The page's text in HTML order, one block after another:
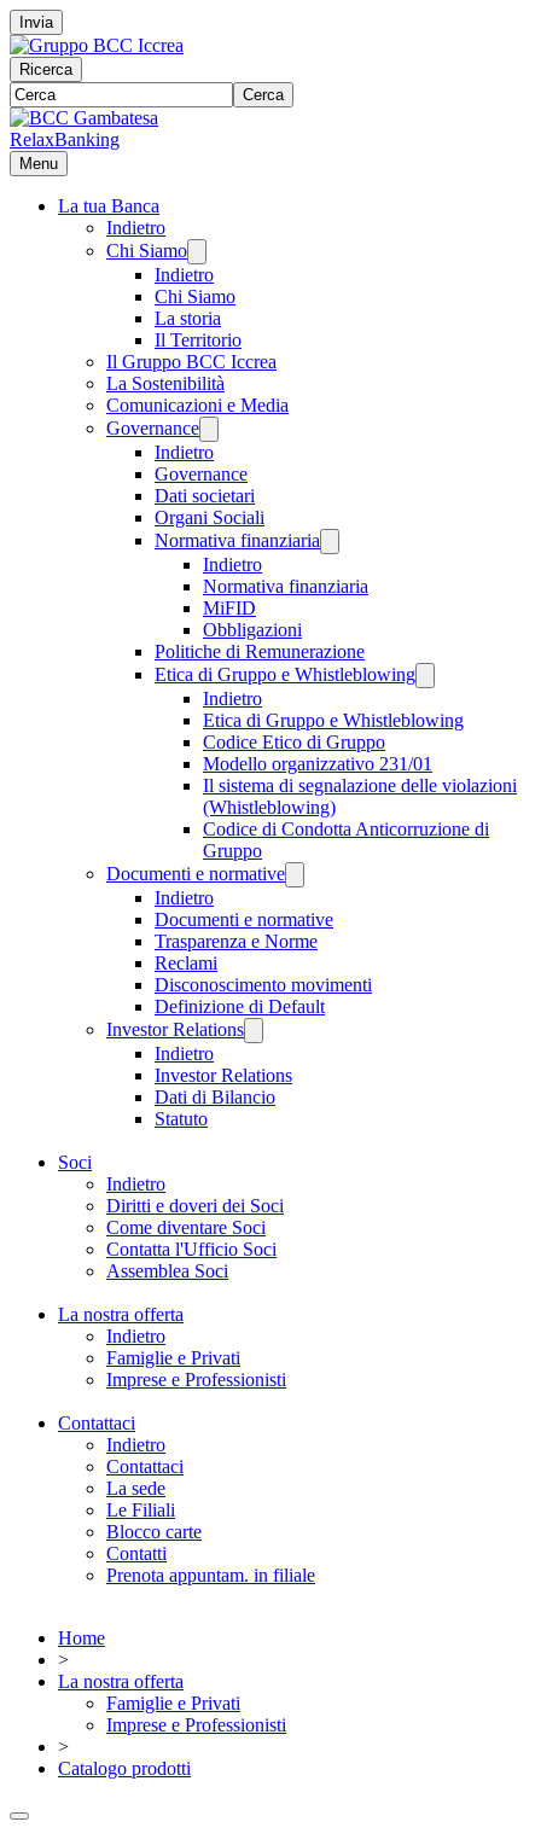
Invia
Ricerca
Cerca
RelaxBanking
Menu
La tua Banca
Indietro
Chi Siamo
Indietro
Chi Siamo
La storia
Il Territorio
Il Gruppo BCC Iccrea
La Sostenibilità
Comunicazioni e Media
Governance
Indietro
Governance
Dati societari
Organi Sociali
Normativa finanziaria
Indietro
Normativa finanziaria
MiFID
Obbligazioni
Politiche di Remunerazione
Etica di Gruppo e Whistleblowing
Indietro
Etica di Gruppo e Whistleblowing
Codice Etico di Gruppo
Modello organizzativo 231/01
Il sistema di segnalazione delle violazioni
(Whistleblowing)
Codice di Condotta Anticorruzione di
Gruppo
Documenti e normative
Indietro
Documenti e normative
Trasparenza e Norme
Reclami
Disconoscimento movimenti
Definizione di Default
Investor Relations
Indietro
Investor Relations
Dati di Bilancio
Statuto
Soci
Indietro
Diritti e doveri dei Soci
Come diventare Soci
Contatta l'Ufficio Soci
Assemblea Soci
La nostra offerta
Indietro
Famiglie e Privati
Imprese e Professionisti
Contattaci
Indietro
Contattaci
La sede
Le Filiali
Blocco carte
Contatti
Prenota appuntam. in filiale
Home
>
La nostra offerta
Famiglie e Privati
Imprese e Professionisti
>
Catalogo prodotti